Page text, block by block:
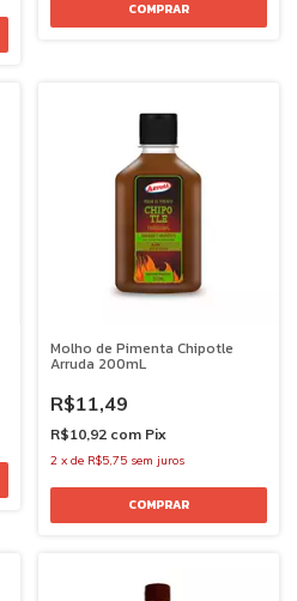
Molho de Pimenta Chipotle
Arruda 200mL
R$11,49
R$10,92 com Pix
2 x de R$5,75 sem juros